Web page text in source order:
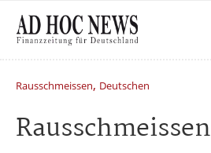
Rausschmeissen, Deutschen
Rausschmeissen